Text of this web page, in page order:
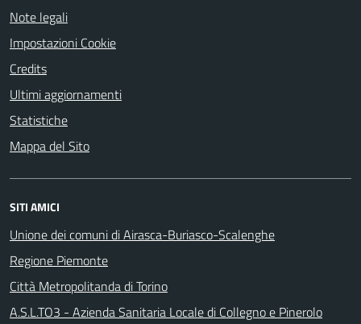
Note legali
Impostazioni Cookie
Credits
Ultimi aggiornamenti
Statistiche
Mappa del Sito
SITI AMICI
Unione dei comuni di Airasca-Buriasco-Scalenghe
Regione Piemonte
Città Metropolitanda di Torino
A.S.L.TO3 - Azienda Sanitaria Locale di Collegno e Pinerolo